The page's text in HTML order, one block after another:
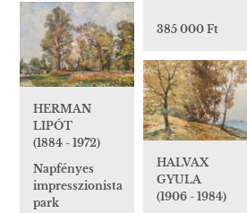
385 000 Ft
HERMAN
LIPÓT
(1884 - 1972)
Napfényes
impresszionista
park
HALVAX
GYULA
(1906 - 1984)